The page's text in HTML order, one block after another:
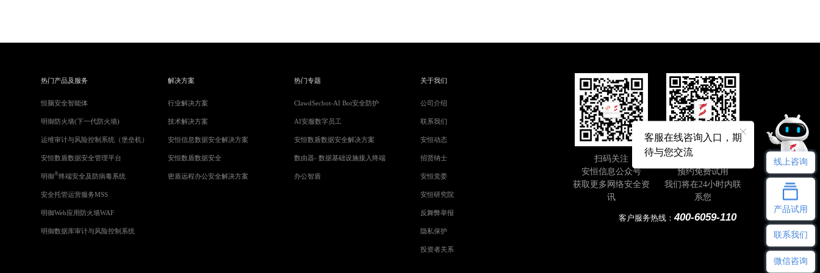
扫码关注
安恒信息公众号
获取更多网络安全资
讯
即刻扫码
预约免费试用
我们将在24小时内联
系您
客户服务热线：400-6059-110
热门产品及服务
恒脑安全智能体
明御防火墙(下一代防火墙)
运维审计与风险控制系统（堡垒机）
安恒数盾数据安全管理平台
明御®终端安全及防病毒系统
安全托管运营服务MSS
明御Web应用防火墙WAF
明御数据库审计与风险控制系统
解决方案
行业解决方案
技术解决方案
安恒信息数据安全解决方案
安恒数盾数据安全
密盾远程办公安全解决方案
热门专题
ClawdSecbot-AI Bot安全防护
AI安服数字员工
安恒数盾数据安全解决方案
数由器- 数据基础设施接入终端
办公智盾
关于我们
公司介绍
联系我们
安恒动态
招贤纳士
安恒党委
安恒研究院
反舞弊举报
隐私保护
投资者关系
客服在线咨询入口，期
待与您交流
线上咨询
产品试用
联系我们
微信咨询